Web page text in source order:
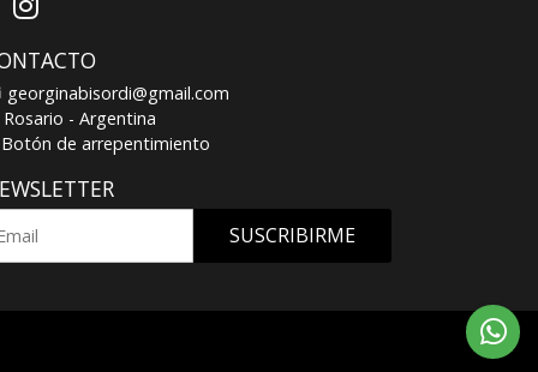
georginabisordi@gmail.com
Rosario - Argentina
Botón de arrepentimiento
SUSCRIBIRME